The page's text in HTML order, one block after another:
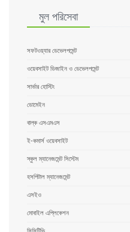
মুল পরিসেবা
সফটওয়্যার ডেভেলপমেন্ট
ওয়েবসাইট ডিজাইন ও ডেভেলপমেন্ট
সার্ভার হোস্টিং
ডোমেইন
বাল্ক এসএমএস
ই-কমার্স ওয়েবসাইট
স্কুল ম্যানেজমেন্ট সিস্টেম
হসপিটাল ম্যানেজমেন্ট
এসইও
মোবাইল এপ্লিকেশন